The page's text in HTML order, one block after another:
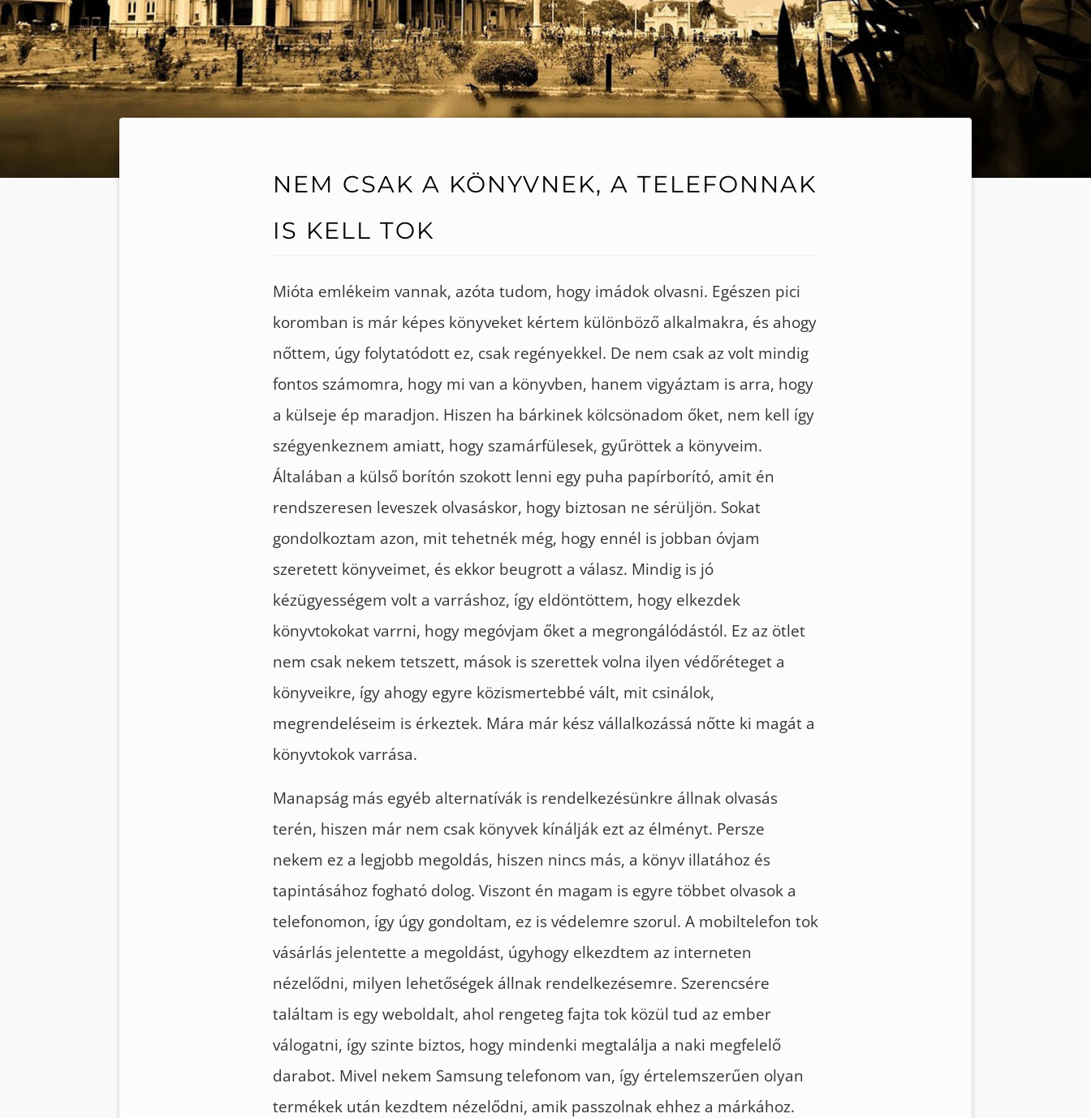
NEM CSAK A KÖNYVNEK, A TELEFONNAK
IS KELL TOK
Mióta emlékeim vannak, azóta tudom, hogy imádok olvasni. Egészen pici
koromban is már képes könyveket kértem különböző alkalmakra, és ahogy
nőttem, úgy folytatódott ez, csak regényekkel. De nem csak az volt mindig
fontos számomra, hogy mi van a könyvben, hanem vigyáztam is arra, hogy
a külseje ép maradjon. Hiszen ha bárkinek kölcsönadom őket, nem kell így
szégyenkeznem amiatt, hogy szamárfülesek, gyűröttek a könyveim.
Általában a külső borítón szokott lenni egy puha papírborító, amit én
rendszeresen leveszek olvasáskor, hogy biztosan ne sérüljön. Sokat
gondolkoztam azon, mit tehetnék még, hogy ennél is jobban óvjam
szeretett könyveimet, és ekkor beugrott a válasz. Mindig is jó
kézügyességem volt a varráshoz, így eldöntöttem, hogy elkezdek
könyvtokokat varrni, hogy megóvjam őket a megrongálódástól. Ez az ötlet
nem csak nekem tetszett, mások is szerettek volna ilyen védőréteget a
könyveikre, így ahogy egyre közismertebbé vált, mit csinálok,
megrendeléseim is érkeztek. Mára már kész vállalkozássá nőtte ki magát a
könyvtokok varrása.
Manapság más egyéb alternatívák is rendelkezésünkre állnak olvasás
terén, hiszen már nem csak könyvek kínálják ezt az élményt. Persze
nekem ez a legjobb megoldás, hiszen nincs más, a könyv illatához és
tapintásához fogható dolog. Viszont én magam is egyre többet olvasok a
telefonomon, így úgy gondoltam, ez is védelemre szorul. A mobiltelefon tok
vásárlás jelentette a megoldást, úgyhogy elkezdtem az interneten
nézelődni, milyen lehetőségek állnak rendelkezésemre. Szerencsére
találtam is egy weboldalt, ahol rengeteg fajta tok közül tud az ember
válogatni, így szinte biztos, hogy mindenki megtalálja a naki megfelelő
darabot. Mivel nekem Samsung telefonom van, így értelemszerűen olyan
termékek után kezdtem nézelődni, amik passzolnak ehhez a márkához.